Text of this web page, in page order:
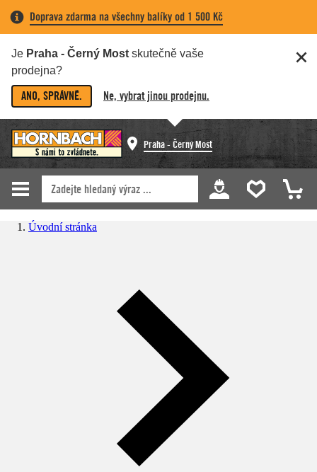
Doprava zdarma na všechny balíky od 1 500 Kč
Je Praha - Černý Most skutečně vaše
prodejna?
ANO, SPRÁVNĚ. Ne, vybrat jinou prodejnu.
Praha - Černý Most
Úvodní stránka